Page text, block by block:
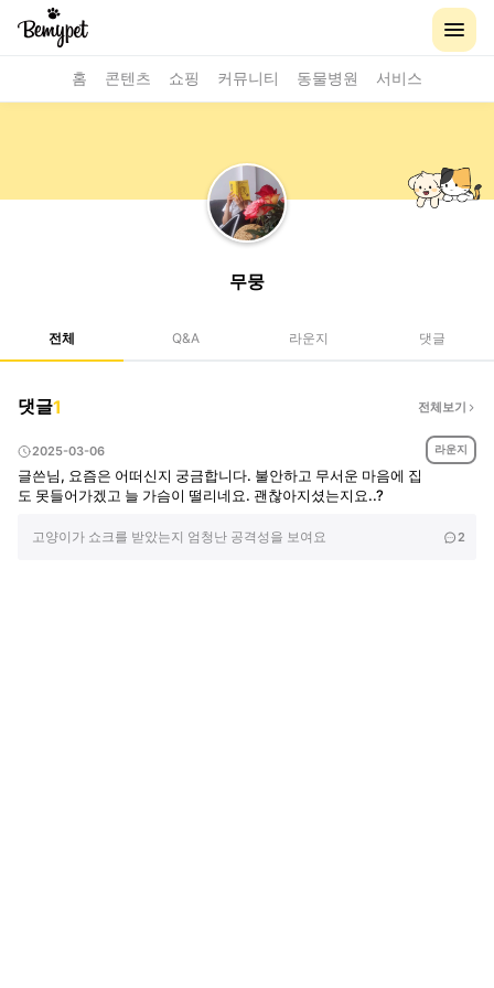
홈 콘텐츠 쇼핑 커뮤니티 동물병원 서비스
무뭉
전체 Q&A 라운지 댓글
댓글1 전체보기
2025-03-06 라운지
글쓴님, 요즘은 어떠신지 궁금합니다. 불안하고 무서운 마음에 집
도 못들어가겠고 늘 가슴이 떨리네요. 괜찮아지셨는지요..?
고양이가 쇼크를 받았는지 엄청난 공격성을 보여요 2